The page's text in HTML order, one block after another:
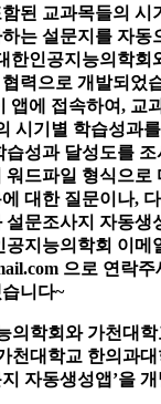
된 교과목들의 시
는 설문지를 자동
한인공지능의학회
력으로 개발되었
앱에 접속하여, 교
시기별 학습성과
습성과 달성도를 조
워드파일 형식으로
대한 질문이나,
설문조사지 자동생
공지능의학회 이메
으로 연락
니다~
의학회와 가천대
천대학교 한의과
자동생성앱’을